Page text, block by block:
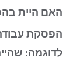
האם היית
הפסקת
לדוגמה: